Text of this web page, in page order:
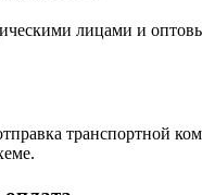
лицами и
транспортной